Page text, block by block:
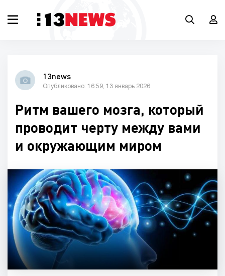
13news
Опубликовано: 16:59, 13 январь 2026
Ритм вашего мозга, который
проводит черту между вами
и окружающим миром